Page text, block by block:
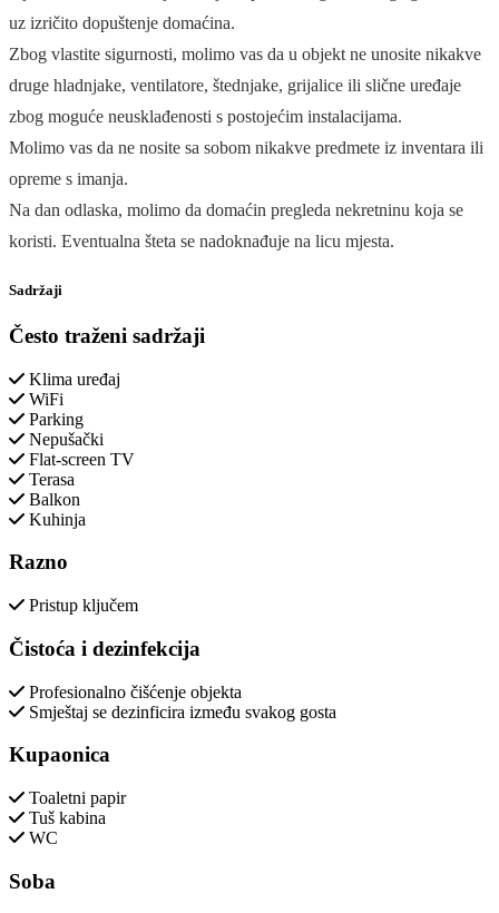
uz izričito dopuštenje domaćina.
Zbog vlastite sigurnosti, molimo vas da u objekt ne unosite nikakve
druge hladnjake, ventilatore, štednjake, grijalice ili slične uređaje
zbog moguće neusklađenosti s postojećim instalacijama.
Molimo vas da ne nosite sa sobom nikakve predmete iz inventara ili
opreme s imanja.
Na dan odlaska, molimo da domaćin pregleda nekretninu koja se
koristi. Eventualna šteta se nadoknađuje na licu mjesta.
Sadržaji
Često traženi sadržaji
Klima uređaj
WiFi
Parking
Nepušački
Flat-screen TV
Terasa
Balkon
Kuhinja
Razno
Pristup ključem
Čistoća i dezinfekcija
Profesionalno čišćenje objekta
Smještaj se dezinficira između svakog gosta
Kupaonica
Toaletni papir
Tuš kabina
WC
Soba